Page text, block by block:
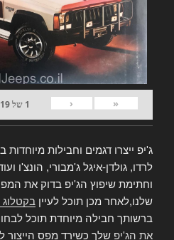
«
‹
1 של19
ג'יפ ייצרו דגמים וחבילות
לרדו, גולדן-איגל ג'מבורי, הונצ'ו
וחתימת שיפוץ הג'יפ בדוק את
שלנו,לאחר מכן תוכל לעיין
ברשותך חבילה מיוחדת תוכל
את הג'יפ שלך כשירד מפס הייצור